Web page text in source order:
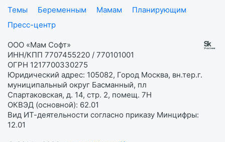
Темы
Беременным Мамам
Планирующим
Пресс-центр
ООО «Мам Софт»
ИНН/КПП 7707455220 / 770101001
ОГРН 1217700330275
Юридический адрес: 105082, Город Москва, вн.тер.г.
муниципальный округ Басманный, пл
Спартаковская, д. 14, стр. 2, помещ. 7Н
ОКВЭД (основной): 62.01
Вид ИТ-деятельности согласно приказу Минцифры:
12.01